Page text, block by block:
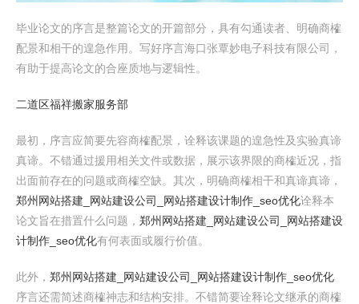
毕业论文的序言是整篇论文的开篇部分，具有勾通读者、明确商榷
配景和相干的遑急作用。写好序言海口张覃妙电子科技有限公司，
有助于提高论文的合座质地与逻辑性。
二道区福祥搬家服务部
最初，序言应简要先容商榷配景，诠释该课题的遑急性及实验真谛
真谛。不错通过援用相关文件或数据，展示该界限的商榷近况，指
出面前存在的问题或商榷空缺。其次，明确商榷相干和真谛真谛，
郑州网站搭建_网站建设公司_网站搭建设计制作_seo优化诠释本
论文旨在措置什么问题， 郑州网站搭建_网站建设公司_网站搭建设
计制作_seo优化有何表面或履行价值。
此外， 郑州网站搭建_网站建设公司_网站搭建设计制作_seo优化
序言还需简述商榷神志和结构安排。不错简要诠释论文继承的商榷